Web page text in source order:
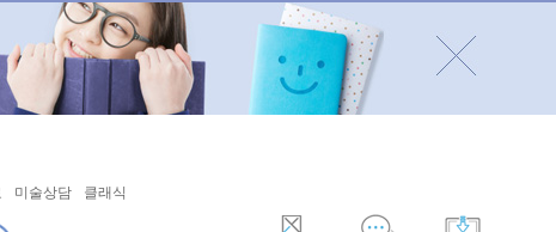
미술상담 클래식